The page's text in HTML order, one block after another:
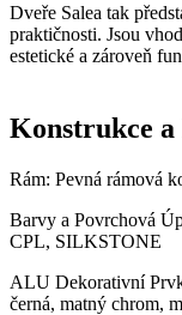
Dveře Salea tak
praktičnosti. Jsou
estetické a zároveň
Konstrukce
Rám: Pevná rámová
Barvy a Povrchová
CPL, SILKSTONE
ALU Dekorativní
černá, matný chrom,